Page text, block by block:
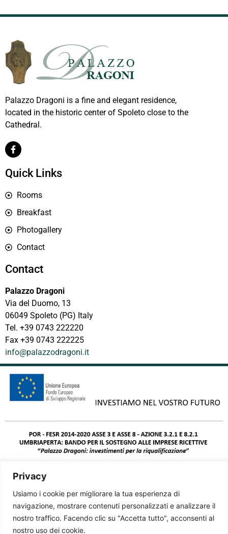
Privacy
Usiamo i cookie per migliorare la tua esperienza di
navigazione, mostrare contenuti personalizzati e analizzare il
nostro traffico. Facendo clic su "Accetta tutto", acconsenti al
nostro uso dei cookie.
Palazzo Dragoni is a fine and elegant residence,
located in the historic center of Spoleto close to the
Cathedral.
Quick Links
Rooms
Breakfast
Photogallery
Contact
Contact
Palazzo Dragoni
Via del Duomo, 13
06049 Spoleto (PG) Italy
Tel. +39 0743 222220
Fax +39 0743 222225
info@palazzodragoni.it